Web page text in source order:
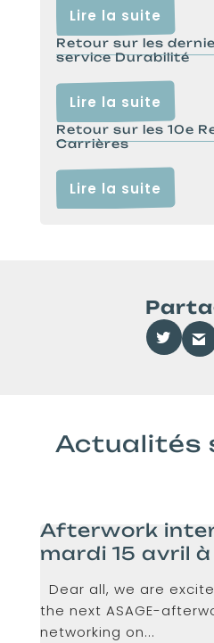
Lire la suite
Retour sur les
service Durabilité
Lire la suite
Retour sur les 10e
Carrières
Lire la suite
Actualités
Afterwork
mardi 15 avril
Dear all, we are
the next ASAGE-
networking on...